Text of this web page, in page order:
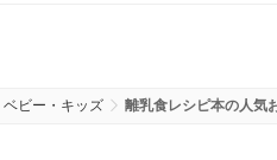
ベビー・キッズ 離乳食レシピ本の人気